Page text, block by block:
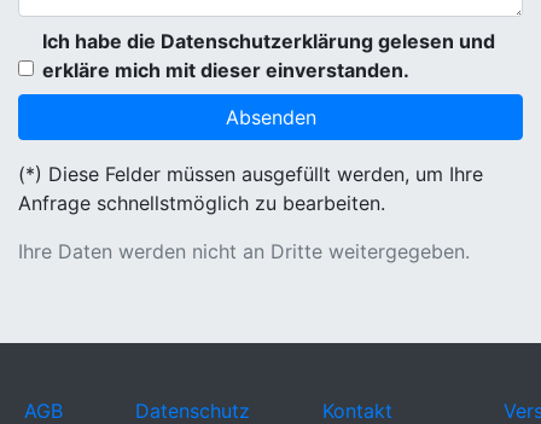
Ich habe die Datenschutzerklärung gelesen und
erkläre mich mit dieser einverstanden.
(*) Diese Felder müssen ausgefüllt werden, um Ihre
Anfrage schnellstmöglich zu bearbeiten.
Ihre Daten werden nicht an Dritte weitergegeben.
AGB Datenschutz Kontakt